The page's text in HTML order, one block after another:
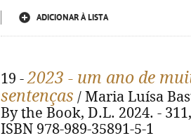
ADICIONAR À LISTA
19 -2023 - um ano de
sentenças / Maria Luísa
By the Book, D.L. 2024. -
ISBN 978-989-35891-5-1